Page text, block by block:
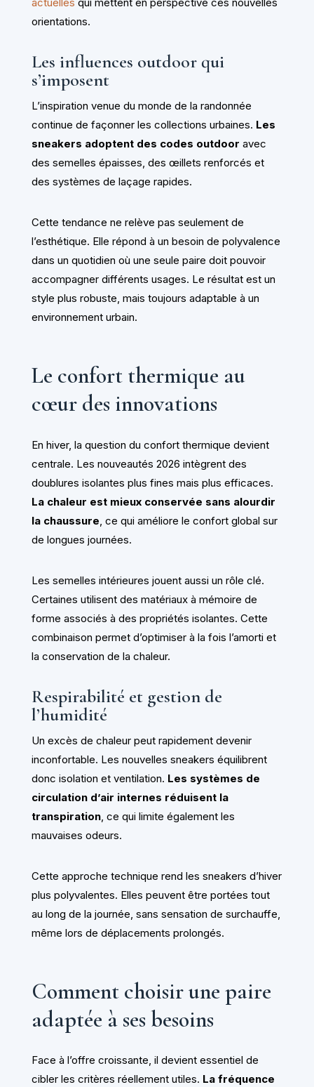
orientations.
Les influences outdoor qui
s’imposent
L’inspiration venue du monde de la randonnée
continue de façonner les collections urbaines. Les
sneakers adoptent des codes outdoor avec
des semelles épaisses, des œillets renforcés et
des systèmes de laçage rapides.
Cette tendance ne relève pas seulement de
l’esthétique. Elle répond à un besoin de polyvalence
dans un quotidien où une seule paire doit pouvoir
accompagner différents usages. Le résultat est un
style plus robuste, mais toujours adaptable à un
environnement urbain.
Le confort thermique au
cœur des innovations
En hiver, la question du confort thermique devient
centrale. Les nouveautés 2026 intègrent des
doublures isolantes plus fines mais plus efficaces.
La chaleur est mieux conservée sans alourdir
la chaussure , ce qui améliore le confort global sur
de longues journées.
Les semelles intérieures jouent aussi un rôle clé.
Certaines utilisent des matériaux à mémoire de
forme associés à des propriétés isolantes. Cette
combinaison permet d’optimiser à la fois l’amorti et
la conservation de la chaleur.
Respirabilité et gestion de
l’humidité
Un excès de chaleur peut rapidement devenir
inconfortable. Les nouvelles sneakers équilibrent
donc isolation et ventilation. Les systèmes de
circulation d’air internes réduisent la
transpiration, ce qui limite également les
mauvaises odeurs.
Cette approche technique rend les sneakers d’hiver
plus polyvalentes. Elles peuvent être portées tout
au long de la journée, sans sensation de surchauffe,
même lors de déplacements prolongés.
Comment choisir une paire
adaptée à ses besoins
Face à l’offre croissante, il devient essentiel de
cibler les critères réellement utiles. La fréquence